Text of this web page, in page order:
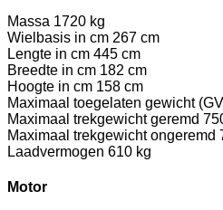
Massa 1720 kg
Wielbasis in cm 267 cm
Lengte in cm 445 cm
Breedte in cm 182 cm
Hoogte in cm 158 cm
Maximaal toegelaten gewicht
Maximaal trekgewicht geremd
Maximaal trekgewicht ongeremd
Laadvermogen 610 kg
Motor